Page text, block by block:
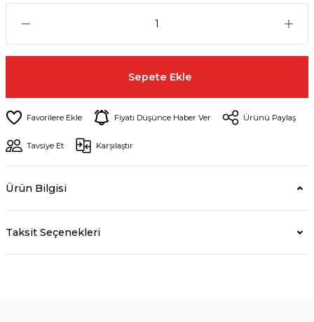
Sepete Ekle
Fiyatı Düşünce Haber Ver Ürünü Paylaş
Tavsiye Et Karşılaştır
Ürün Bilgisi
Taksit Seçenekleri